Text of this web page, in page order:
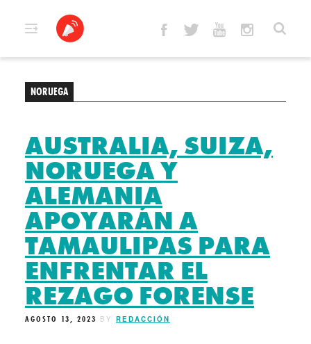
NORUEGA
AUSTRALIA, SUIZA,
NORUEGA Y
ALEMANIA
APOYARÁN A
TAMAULIPAS PARA
ENFRENTAR EL
REZAGO FORENSE
AGOSTO 13, 2023 BY REDACCIÓN